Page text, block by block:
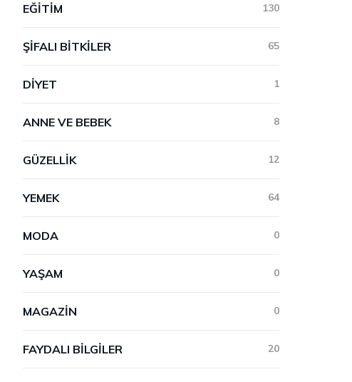
EĞITIM 130
ŞIFALI BITKILER 65
DIYET 1
ANNE VE BEBEK 8
GÜZELLIK 12
YEMEK 64
MODA 0
YAŞAM 0
MAGAZIN 0
FAYDALI BILGILER 20